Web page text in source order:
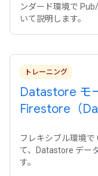
ンダード環境で
いて説明します。
トレーニング
Datastore モ
Firestore（
フレキシブル環境で
て、Datastore デー
す。